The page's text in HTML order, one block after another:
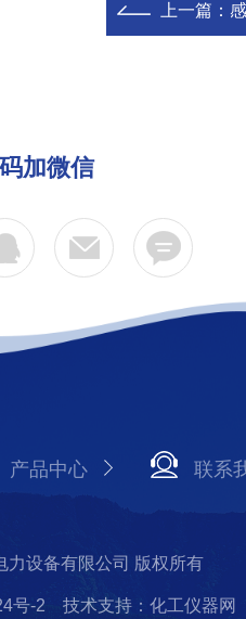
上一篇：
加微信
产品中心 联系
力设备有限公司 版权所有
号-2 技术支持：化工仪器网